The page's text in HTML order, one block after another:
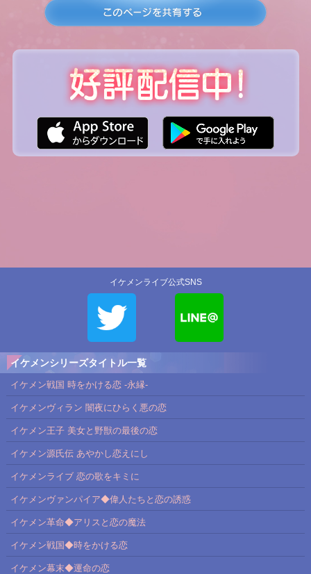
イケメンライブ公式SNS
イケメンシリーズタイトル一覧
イケメン戦国 時をかける恋 -永縁-
イケメンヴィラン 闇夜にひらく悪の恋
イケメン王子 美女と野獣の最後の恋
イケメン源氏伝 あやかし恋えにし
イケメンライブ 恋の歌をキミに
イケメンヴァンパイア◆偉人たちと恋の誘惑
イケメン革命◆アリスと恋の魔法
イケメン戦国◆時をかける恋
イケメン幕末◆運命の恋